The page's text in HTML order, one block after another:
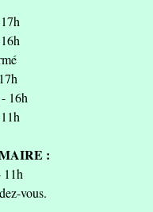
16h
:
11h
vous.